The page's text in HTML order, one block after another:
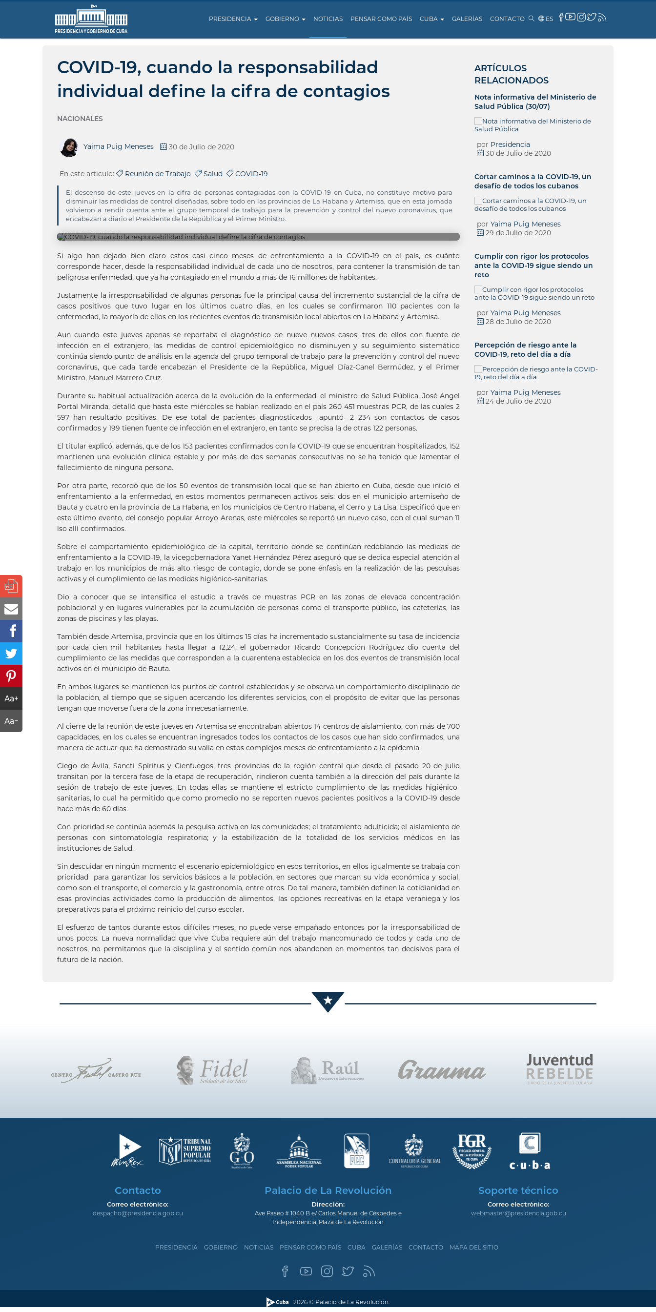
PRESIDENCIA GOBIERNO NOTICIAS PENSAR COMO PAÍS CUBA GALERÍAS CONTACTO ES
COVID-19, cuando la responsabilidad
individual define la cifra de contagios
NACIONALES
Yaima Puig Meneses 30 de Julio de 2020
En este articulo: Reunión de Trabajo Salud COVID-19
El descenso de este jueves en la cifra de personas contagiadas con la COVID-19 en Cuba, no constituye motivo para
disminuir las medidas de control diseñadas, sobre todo en las provincias de La Habana y Artemisa, que en esta jornada
volvieron a rendir cuenta ante el grupo temporal de trabajo para la prevención y control del nuevo coronavirus, que
encabezan a diario el Presidente de la República y el Primer Ministro.
Estudios Revolución
Si algo han dejado bien claro estos casi cinco meses de enfrentamiento a la COVID-19 en el país, es cuánto
corresponde hacer, desde la responsabilidad individual de cada uno de nosotros, para contener la transmisión de tan
peligrosa enfermedad, que ya ha contagiado en el mundo a más de 16 millones de habitantes.
Justamente la irresponsabilidad de algunas personas fue la principal causa del incremento sustancial de la cifra de
casos positivos que tuvo lugar en los últimos cuatro días, en los cuales se confirmaron 110 pacientes con la
enfermedad, la mayoría de ellos en los recientes eventos de transmisión local abiertos en La Habana y Artemisa.
Aun cuando este jueves apenas se reportaba el diagnóstico de nueve nuevos casos, tres de ellos con fuente de
infección en el extranjero, las medidas de control epidemiológico no disminuyen y su seguimiento sistemático
continúa siendo punto de análisis en la agenda del grupo temporal de trabajo para la prevención y control del nuevo
coronavirus, que cada tarde encabezan el Presidente de la República, Miguel Díaz-Canel Bermúdez, y el Primer
Ministro, Manuel Marrero Cruz.
Durante su habitual actualización acerca de la evolución de la enfermedad, el ministro de Salud Pública, José Angel
Portal Miranda, detalló que hasta este miércoles se habían realizado en el país 260 451 muestras PCR, de las cuales 2
597 han resultado positivas. De ese total de pacientes diagnosticados –apuntó- 2 234 son contactos de casos
confirmados y 199 tienen fuente de infección en el extranjero, en tanto se precisa la de otras 122 personas.
El titular explicó, además, que de los 153 pacientes confirmados con la COVID-19 que se encuentran hospitalizados, 152
mantienen una evolución clínica estable y por más de dos semanas consecutivas no se ha tenido que lamentar el
fallecimiento de ninguna persona.
Por otra parte, recordó que de los 50 eventos de transmisión local que se han abierto en Cuba, desde que inició el
enfrentamiento a la enfermedad, en estos momentos permanecen activos seis: dos en el municipio artemiseño de
Bauta y cuatro en la provincia de La Habana, en los municipios de Centro Habana, el Cerro y La Lisa. Especificó que en
este último evento, del consejo popular Arroyo Arenas, este miércoles se reportó un nuevo caso, con el cual suman 11
lso allí confirmados.
Sobre el comportamiento epidemiológico de la capital, territorio donde se continúan redoblando las medidas de
enfrentamiento a la COVID-19, la vicegobernadora Yanet Hernández Pérez aseguró que se dedica especial atención al
trabajo en los municipios de más alto riesgo de contagio, donde se pone énfasis en la realización de las pesquisas
activas y el cumplimiento de las medidas higiénico-sanitarias.
Dio a conocer que se intensifica el estudio a través de muestras PCR en las zonas de elevada concentración
poblacional y en lugares vulnerables por la acumulación de personas como el transporte público, las cafeterías, las
zonas de piscinas y las playas.
También desde Artemisa, provincia que en los últimos 15 días ha incrementado sustancialmente su tasa de incidencia
por cada cien mil habitantes hasta llegar a 12,24, el gobernador Ricardo Concepción Rodríguez dio cuenta del
cumplimiento de las medidas que corresponden a la cuarentena establecida en los dos eventos de transmisión local
activos en el municipio de Bauta.
En ambos lugares se mantienen los puntos de control establecidos y se observa un comportamiento disciplinado de
la población, al tiempo que se siguen acercando los diferentes servicios, con el propósito de evitar que las personas
tengan que moverse fuera de la zona innecesariamente.
Al cierre de la reunión de este jueves en Artemisa se encontraban abiertos 14 centros de aislamiento, con más de 700
capacidades, en los cuales se encuentran ingresados todos los contactos de los casos que han sido confirmados, una
manera de actuar que ha demostrado su valía en estos complejos meses de enfrentamiento a la epidemia.
Ciego de Ávila, Sancti Spíritus y Cienfuegos, tres provincias de la región central que desde el pasado 20 de julio
transitan por la tercera fase de la etapa de recuperación, rindieron cuenta también a la dirección del país durante la
sesión de trabajo de este jueves. En todas ellas se mantiene el estricto cumplimiento de las medidas higiénico-
sanitarias, lo cual ha permitido que como promedio no se reporten nuevos pacientes positivos a la COVID-19 desde
hace más de 60 días.
Con prioridad se continúa además la pesquisa activa en las comunidades; el tratamiento adulticida; el aislamiento de
personas con sintomatología respiratoria; y la estabilización de la totalidad de los servicios médicos en las
instituciones de Salud.
Sin descuidar en ningún momento el escenario epidemiológico en esos territorios, en ellos igualmente se trabaja con
prioridad para garantizar los servicios básicos a la población, en sectores que marcan su vida económica y social,
como son el transporte, el comercio y la gastronomía, entre otros. De tal manera, también definen la cotidianidad en
esas provincias actividades como la producción de alimentos, las opciones recreativas en la etapa veraniega y los
preparativos para el próximo reinicio del curso escolar.
El esfuerzo de tantos durante estos difíciles meses, no puede verse empañado entonces por la irresponsabilidad de
unos pocos. La nueva normalidad que vive Cuba requiere aún del trabajo mancomunado de todos y cada uno de
nosotros, no permitamos que la disciplina y el sentido común nos abandonen en momentos tan decisivos para el
futuro de la nación.
ARTÍCULOS
RELACIONADOS
Nota informativa del Ministerio de
Salud Pública (30/07)
por Presidencia
30 de Julio de 2020
Cortar caminos a la COVID-19, un
desafío de todos los cubanos
por Yaima Puig Meneses
29 de Julio de 2020
Cumplir con rigor los protocolos
ante la COVID-19 sigue siendo un
reto
por Yaima Puig Meneses
28 de Julio de 2020
Percepción de riesgo ante la
COVID-19, reto del día a día
por Yaima Puig Meneses
24 de Julio de 2020
Contacto
Correo electrónico:
despacho@presidencia.gob.cu
Palacio de La Revolución
Dirección:
Ave Paseo # 1040 B e/ Carlos Manuel de Céspedes e
Independencia, Plaza de La Revolución
Soporte técnico
Correo electrónico:
webmaster@presidencia.gob.cu
PRESIDENCIA GOBIERNO NOTICIAS PENSAR COMO PAÍS CUBA GALERÍAS CONTACTO MAPA DEL SITIO
2026 © Palacio de La Revolución.